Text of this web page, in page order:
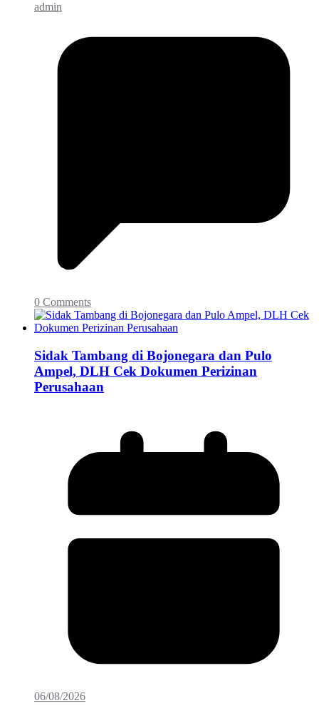
admin
0 Comments
Sidak Tambang di Bojonegara dan Pulo
Ampel, DLH Cek Dokumen Perizinan
Perusahaan
06/08/2026